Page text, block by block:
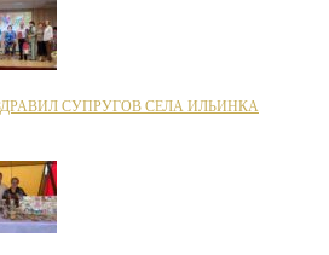
СУПРУГОВ СЕЛА ИЛЬИНКА